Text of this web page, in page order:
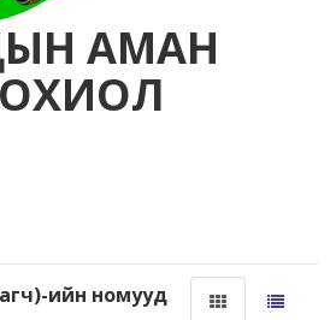
АМАН
ийн номууд